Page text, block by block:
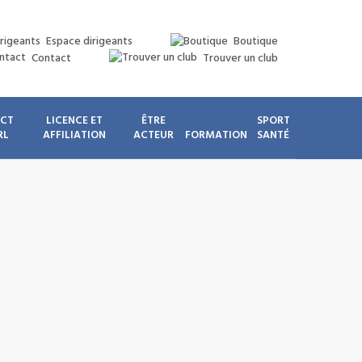
Espace dirigeants
Boutique
Contact
Trouver un club
LICENCE ET
AFFILIATION
ÊTRE
ACTEUR
FORMATION
SPORT
SANTÉ